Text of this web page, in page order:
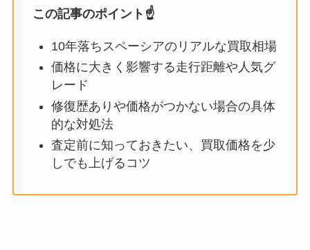
この記事のポイント☝️
10年落ちスペーシアのリアルな買取相場
価格に大きく影響する走行距離や人気グ
レード
修復歴ありや価格がつかない場合の具体
的な対処法
査定前に知っておきたい、買取価格を少
しでも上げるコツ